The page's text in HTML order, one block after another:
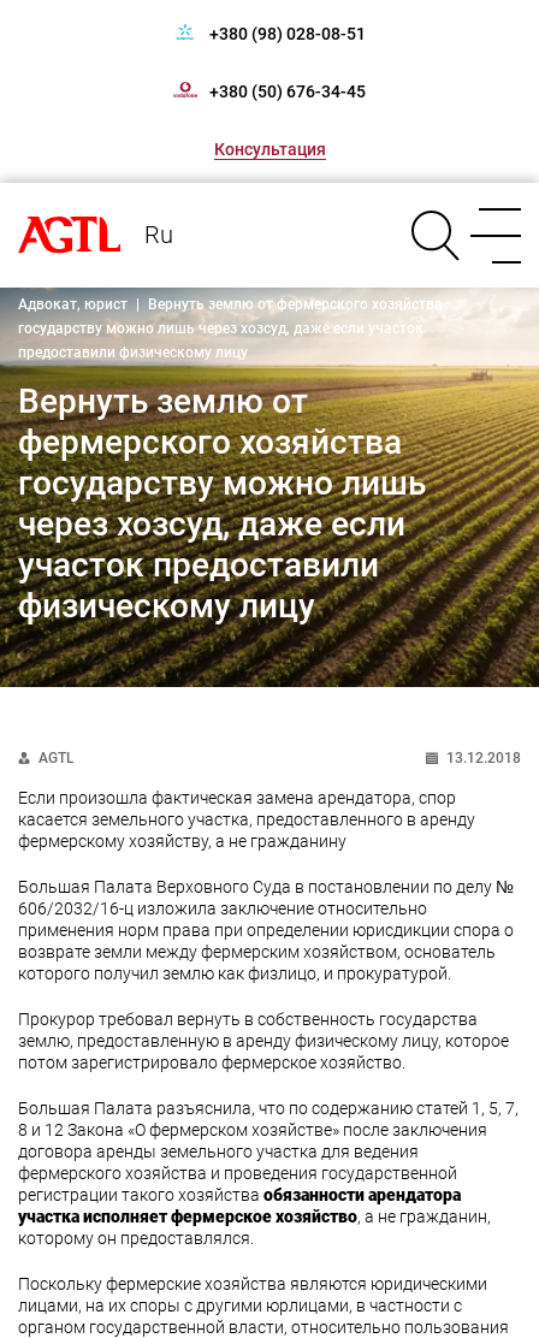
+380 (98) 028-08-51
+380 (50) 676-34-45
Консультация
Ru
Адвокат, юрист
Вернуть землю от фермерского хозяйства
государству можно лишь через хозсуд, даже если участок
предоставили физическому лицу
Вернуть землю от
фермерского хозяйства
государству можно лишь
через хозсуд, даже если
участок предоставили
физическому лицу
AGTL 13.12.2018
Если произошла фактическая замена арендатора, спор
касается земельного участка, предоставленного в аренду
фермерскому хозяйству, а не гражданину
Большая Палата Верховного Суда в постановлении по делу №
606/2032/16-ц изложила заключение относительно
применения норм права при определении юрисдикции спора о
возврате земли между фермерским хозяйством, основатель
которого получил землю как физлицо, и прокуратурой.
Прокурор требовал вернуть в собственность государства
землю, предоставленную в аренду физическому лицу, которое
потом зарегистрировало фермерское хозяйство.
Большая Палата разъяснила, что по содержанию статей 1, 5, 7,
8 и 12 Закона «О фермерском хозяйстве» после заключения
договора аренды земельного участка для ведения
фермерского хозяйства и проведения государственной
регистрации такого хозяйства обязанности арендатора
участка исполняет фермерское хозяйство, а не гражданин,
которому он предоставлялся.
Поскольку фермерские хозяйства являются юридическими
лицами, на их споры с другими юрлицами, в частности с
органом государственной власти, относительно пользования